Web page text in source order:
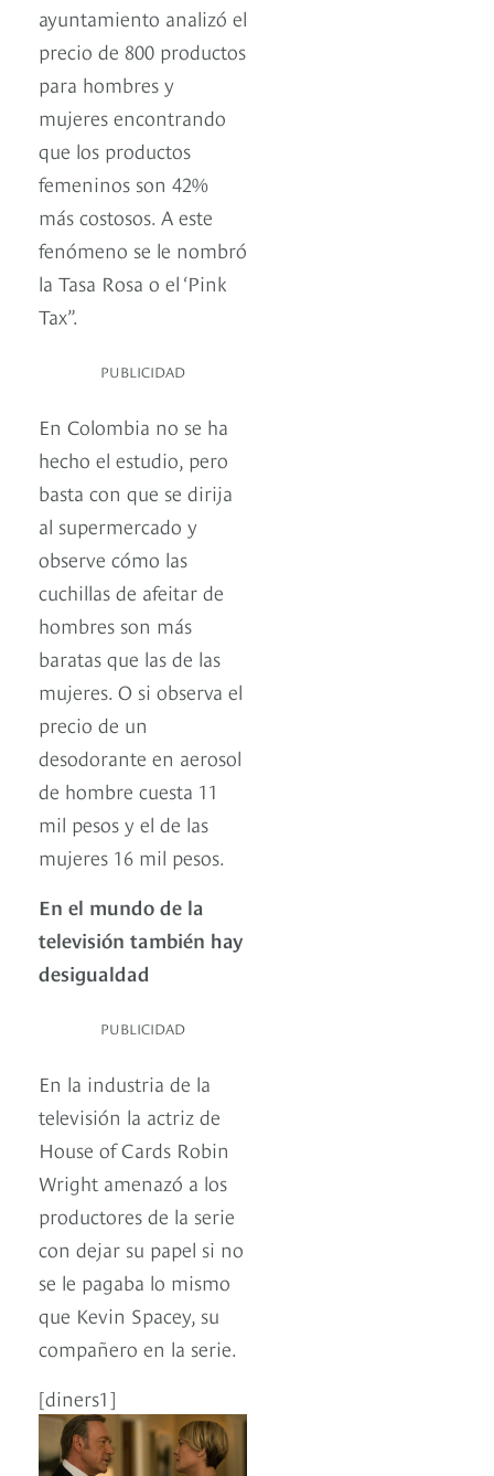
ayuntamiento analizó el
precio de 800 productos
para hombres y
mujeres encontrando
que los productos
femeninos son 42%
más costosos. A este
fenómeno se le nombró
la Tasa Rosa o el ‘Pink
Tax”.
PUBLICIDAD
En Colombia no se ha
hecho el estudio, pero
basta con que se dirija
al supermercado y
observe cómo las
cuchillas de afeitar de
hombres son más
baratas que las de las
mujeres. O si observa el
precio de un
desodorante en aerosol
de hombre cuesta 11
mil pesos y el de las
mujeres 16 mil pesos.
En el mundo de la
televisión también hay
desigualdad
PUBLICIDAD
En la industria de la
televisión la actriz de
House of Cards Robin
Wright amenazó a los
productores de la serie
con dejar su papel si no
se le pagaba lo mismo
que Kevin Spacey, su
compañero en la serie.
[diners1]